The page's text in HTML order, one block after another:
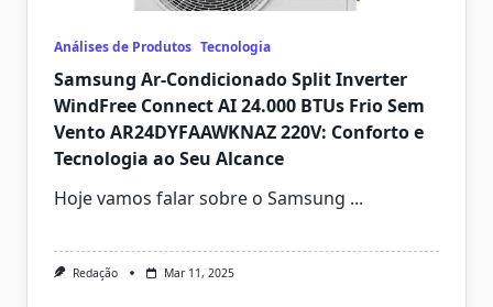
Análises de Produtos Tecnologia
Samsung Ar-Condicionado Split Inverter
WindFree Connect AI 24.000 BTUs Frio Sem
Vento AR24DYFAAWKNAZ 220V: Conforto e
Tecnologia ao Seu Alcance
Hoje vamos falar sobre o Samsung ...
Redação Mar 11, 2025